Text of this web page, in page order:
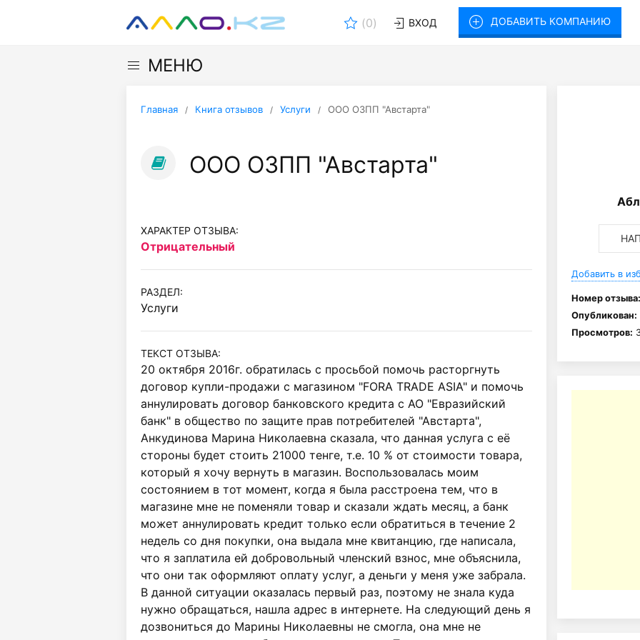
(0) ВХОД ДОБАВИТЬ КОМПАНИЮ
МЕНЮ
Главная Книга отзывов Услуги ООО ОЗПП "Австарта"
ООО ОЗПП "Австарта"
ХАРАКТЕР ОТЗЫВА:
Отрицательный
РАЗДЕЛ:
Услуги
ТЕКСТ ОТЗЫВА:
20 октября 2016г. обратилась с просьбой помочь расторгнуть
договор купли-продажи с магазином "FORA TRADE ASIA" и помочь
аннулировать договор банковского кредита с АО "Евразийский
банк" в общество по защите прав потребителей "Австарта",
Анкудинова Марина Николаевна сказала, что данная услуга с её
стороны будет стоить 21000 тенге, т.е. 10 % от стоимости товара,
который я хочу вернуть в магазин. Воспользовалась моим
состоянием в тот момент, когда я была расстроена тем, что в
магазине мне не поменяли товар и сказали ждать месяц, а банк
может аннулировать кредит только если обратиться в течение 2
недель со дня покупки, она выдала мне квитанцию, где написала,
что я заплатила ей добровольный членский взнос, мне объяснила,
что они так оформляют оплату услуг, а деньги у меня уже забрала.
В данной ситуации оказалась первый раз, поэтому не знала куда
нужно обращаться, нашла адрес в интернете. На следующий день я
дозвониться до Марины Николаевны не смогла, она мне не
Добавить в
Номер отзыва:
Опубликован:
Просмотров: